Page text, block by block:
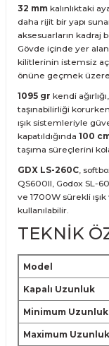
32 mm kalınlıktaki
daha rijit bir yapı
aksesuarların kadraj
Gövde içinde yer alan
kilitlerinin istemsiz
önüne geçmek üzere
1095 gr kendi
taşınabilirliği
ışık sistemleriyle
kapatıldığında 100
taşıma süreçlerini
GDX LS-260C,
QS600II, Godox SL-
ve 1700W sürekli
kullanılabilir.
TEKNİK
Model
Kapalı Uzunluk
Minimum Uzunluk
Maximum Uzunluk